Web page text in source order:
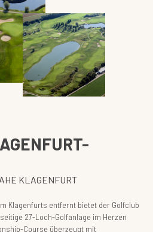
KLAGENFURT
Klagenfurts entfernt bietet der Golfclub
27-Loch-Golfanlage im Herzen
Course überzeugt mit